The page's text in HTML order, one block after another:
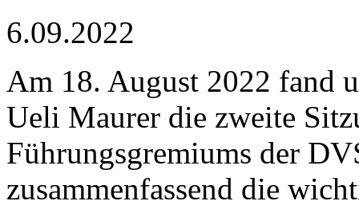
6.09.2022
Am 18. August 2022 fand
Ueli Maurer die zweite
Führungsgremiums der
zusammenfassend die